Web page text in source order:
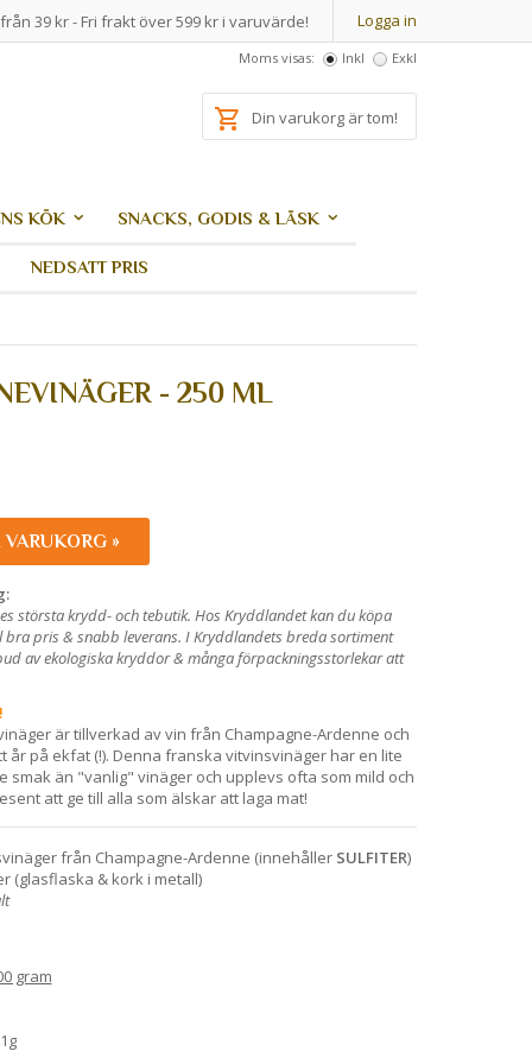
Logga in
39 kr - Fri frakt över 599 kr i varuvärde!
Moms visas: Inkl Exkl
Din varukorg är tom!
KÖK SNACKS, GODIS & LÄSK
NEDSATT PRIS
- 250 ML
»
största krydd- och tebutik. Hos Kryddlandet kan du köpa
bra pris & snabb leverans. I Kryddlandets breda sortiment
av ekologiska kryddor & många förpackningsstorlekar att
är tillverkad av vin från Champagne-Ardenne och
år på ekfat (!). Denna franska vitvinsvinäger har en lite
smak än "vanlig" vinäger och upplevs ofta som mild och
att ge till alla som älskar att laga mat!
från Champagne-Ardenne (innehåller SULFITER)
(glasflaska & kork i metall)
gram